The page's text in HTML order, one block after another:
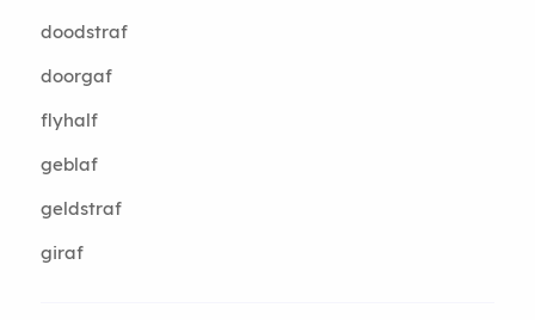
doodstraf
doorgaf
flyhalf
geblaf
geldstraf
giraf